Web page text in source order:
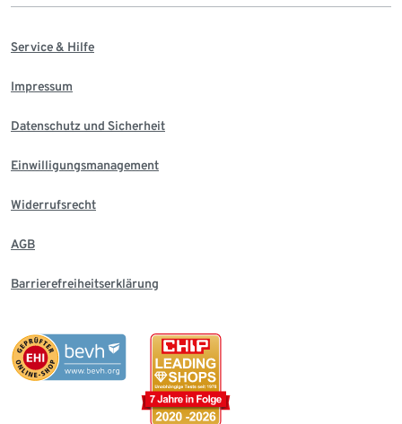
Service & Hilfe
Impressum
Datenschutz und Sicherheit
Einwilligungsmanagement
Widerrufsrecht
AGB
Barrierefreiheitserklärung